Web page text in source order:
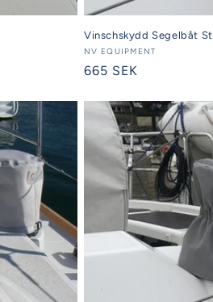
Vinschskydd Segelbåt
Säljare:
NV EQUIPMENT
Ordinarie
665 SEK